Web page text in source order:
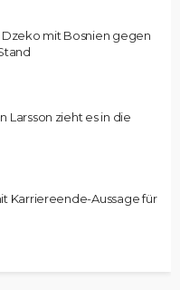
mit Bosnien gegen
Larsson zieht es in die
Karriereende-Aussage für